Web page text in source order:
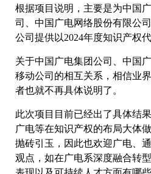
根据项目说明，主要是为中国
司、中国广电网络股份有限公
公司提供以2024年度知识产权代
关于中国广电集团公司、中国
移动公司的相互关系，相信业
者也就不再具体说明了。
此次项目目前已经出了具体结
广电等在知识产权的布局大体
抛砖引玉，因此也欢迎广电、
观点，如在广电系深度融合转